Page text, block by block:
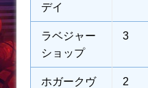
デイ
ラベジャー
ショップ
3
ホガークヴ
2